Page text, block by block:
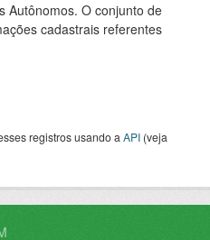
Autônomos. O conjunto de
cadastrais referentes
registros usando a API (veja